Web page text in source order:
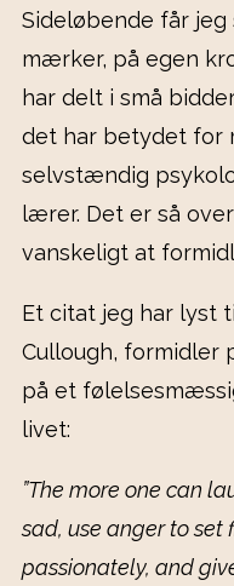
Sideløbende får
mærker, på egen
har delt i små
det har betydet for
selvstændig
lærer. Det er så
vanskeligt at
Et citat jeg har lyst
Cullough, formidler
på et
livet:
”The more one can
sad, use anger to set
passionately, and